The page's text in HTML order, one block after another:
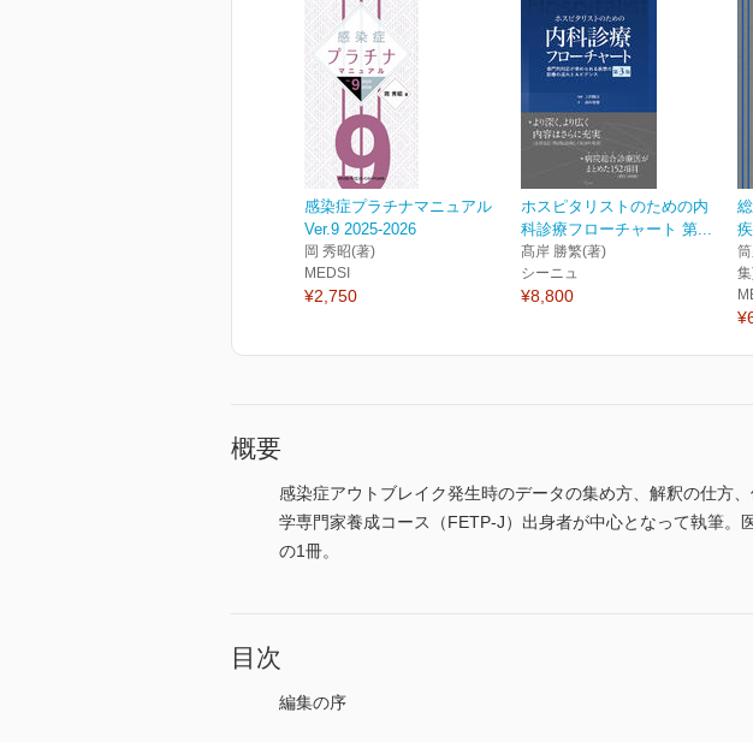
感染症プラチナマニュアル
Ver.9 2025-2026
岡 秀昭(著)
MEDSI
¥2,750
ホスピタリストのための内
科診療フローチャート 第...
髙岸 勝繁(著)
シーニュ
¥8,800
概要
感染症アウトブレイク発生時のデータの集め方、解釈の仕方
学専門家養成コース（FETP-J）出身者が中心となって執筆
の1冊。
目次
編集の序